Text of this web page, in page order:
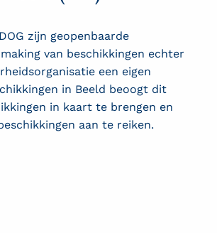
zijn geopenbaarde
van beschikkingen echter
een eigen
in Beeld beoogt dit
in kaart te brengen en
aan te reiken.